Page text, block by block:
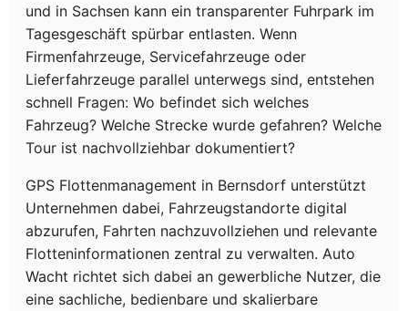
und in Sachsen kann ein transparenter Fuhrpark im
Tagesgeschäft spürbar entlasten. Wenn
Firmenfahrzeuge, Servicefahrzeuge oder
Lieferfahrzeuge parallel unterwegs sind, entstehen
schnell Fragen: Wo befindet sich welches
Fahrzeug? Welche Strecke wurde gefahren? Welche
Tour ist nachvollziehbar dokumentiert?
GPS Flottenmanagement in Bernsdorf unterstützt
Unternehmen dabei, Fahrzeugstandorte digital
abzurufen, Fahrten nachzuvollziehen und relevante
Flotteninformationen zentral zu verwalten. Auto
Wacht richtet sich dabei an gewerbliche Nutzer, die
eine sachliche, bedienbare und skalierbare